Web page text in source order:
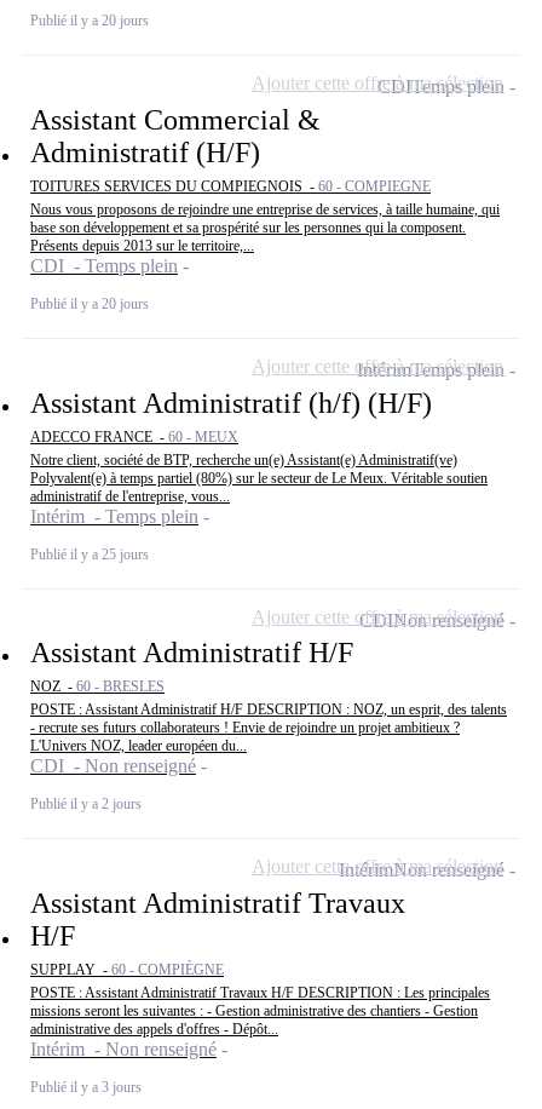
Publié il y a 20 jours
Assistant Commercial &
Administratif (H/F)
TOITURES SERVICES DU COMPIEGNOIS - 60 - COMPIEGNE
Nous vous proposons de rejoindre une entreprise de services, à taille humaine, qui
base son développement et sa prospérité sur les personnes qui la composent.
Présents depuis 2013 sur le territoire,...
CDI - Temps plein
Publié il y a 20 jours
CDITemps plein
Ajouter cette offre à ma sélection
Assistant Administratif (h/f) (H/F)
ADECCO FRANCE - 60 - MEUX
Notre client, société de BTP, recherche un(e) Assistant(e) Administratif(ve)
Polyvalent(e) à temps partiel (80%) sur le secteur de Le Meux. Véritable soutien
administratif de l'entreprise, vous...
Intérim - Temps plein
Publié il y a 25 jours
IntérimTemps plein
Ajouter cette offre à ma sélection
Assistant Administratif H/F
NOZ - 60 - BRESLES
POSTE : Assistant Administratif H/F DESCRIPTION : NOZ, un esprit, des talents
- recrute ses futurs collaborateurs ! Envie de rejoindre un projet ambitieux ?
L'Univers NOZ, leader européen du...
CDI - Non renseigné
Publié il y a 2 jours
CDINon renseigné
Ajouter cette offre à ma sélection
Assistant Administratif Travaux
H/F
SUPPLAY - 60 - COMPIÈGNE
POSTE : Assistant Administratif Travaux H/F DESCRIPTION : Les principales
missions seront les suivantes : - Gestion administrative des chantiers - Gestion
administrative des appels d'offres - Dépôt...
Intérim - Non renseigné
Publié il y a 3 jours
IntérimNon renseigné
Ajouter cette offre à ma sélection